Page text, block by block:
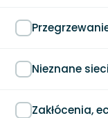
Nieznane
Zakłócenia,